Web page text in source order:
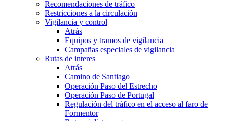
Recomendaciones de tráfico
Restricciones a la circulación
Vigilancia y control
Atrás
Equipos y tramos de vigilancia
Campañas especiales de vigilancia
Rutas de interes
Atrás
Camino de Santiago
Operación Paso del Estrecho
Operación Paso de Portugal
Regulación del tráfico en el acceso al faro de
Formentor